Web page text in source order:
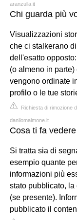
aranzulla.it
Chi guarda più
Visualizzazioni
che ci stalkerano
dell'esatto
(o almeno in
vengono ordinate
profilo o le tue
Richiesta di rimozione
danilomaimone.it
Cosa ti fa
Si tratta sia di
esempio quante
informazioni più
stato pubblicato,
(se presente).
pubblicato il